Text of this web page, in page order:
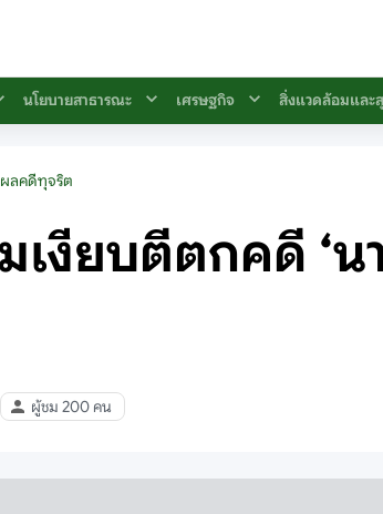
นโยบายสาธารณะ เศรษฐกิจ สิ่งแวดล้อมและ
ผลคดีทุจริต
งียบตีตกคดี ‘น
ผู้ชม 200 คน